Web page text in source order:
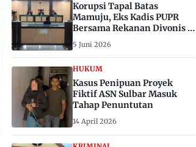
Korupsi Tapal Batas
Mamuju, Eks Kadis PUPR
Bersama Rekanan Divonis 6
dan 8 Tahun Penjara
5 Juni 2026
HUKUM
Kasus Penipuan Proyek
Fiktif ASN Sulbar Masuk
Tahap Penuntutan
14 April 2026